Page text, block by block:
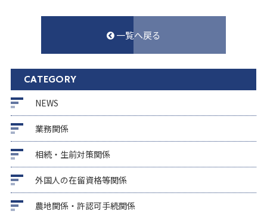
一覧へ戻る
CATEGORY
NEWS
業務関係
相続・生前対策関係
外国人の在留資格等関係
農地関係・許認可手続関係